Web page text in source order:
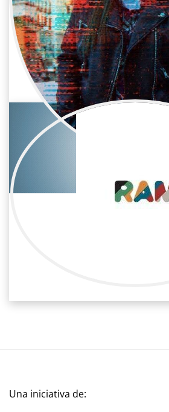
Lucía Sanz
Publicidad /
Jefa de
Jefa de
Una iniciativa de: